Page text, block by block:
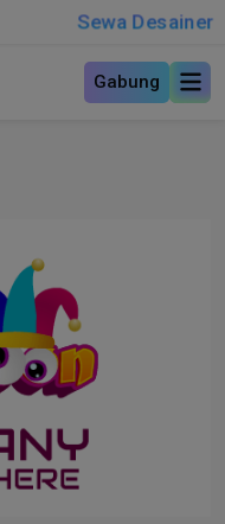
Sewa Desainer
Gabung